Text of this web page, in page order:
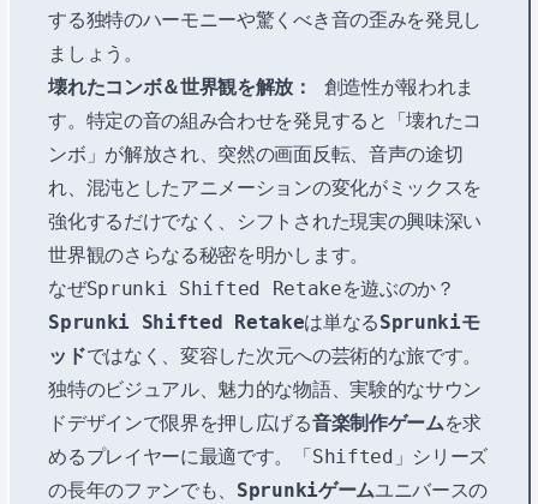
する独特のハーモニーや驚くべき音の歪みを発見し
ましょう。
壊れたコンボ＆世界観を解放：
創造性が報われま
す。特定の音の組み合わせを発見すると「壊れたコ
ンボ」が解放され、突然の画面反転、音声の途切
れ、混沌としたアニメーションの変化がミックスを
強化するだけでなく、シフトされた現実の興味深い
世界観のさらなる秘密を明かします。
なぜSprunki Shifted Retakeを遊ぶのか？
Sprunki Shifted Retakeは単なるSprunkiモ
ッドではなく、変容した次元への芸術的な旅です。
独特のビジュアル、魅力的な物語、実験的なサウン
ドデザインで限界を押し広げる音楽制作ゲームを求
めるプレイヤーに最適です。「Shifted」シリーズ
の長年のファンでも、 Sprunkiゲームユニバースの